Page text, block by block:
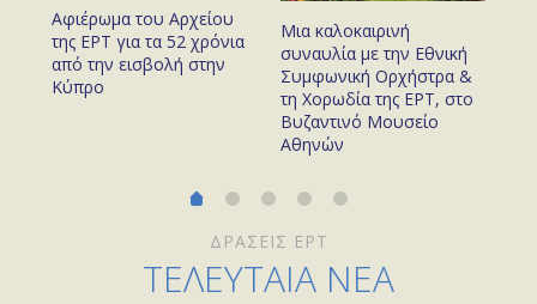
Αφιέρωμα του Αρχείου
της ΕΡΤ για τα 52 χρόνια
από την εισβολή στην
Κύπρο
Μια καλοκαιρινή
συναυλία με την Εθνική
Συμφωνική Ορχήστρα &
τη Χορωδία της ΕΡΤ, στο
Βυζαντινό Μουσείο
Αθηνών
ΔΡΑΣΕΙΣ ΕΡΤ
ΤΕΛΕΥΤΑΙΑ ΝΕΑ